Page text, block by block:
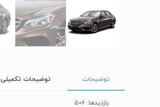
توضیحات توضیحات تکمیلی
بازدیدها: 506